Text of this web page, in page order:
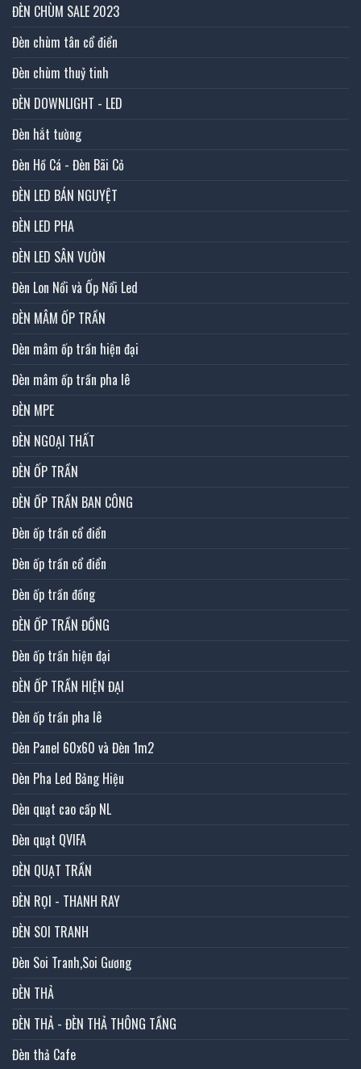
ĐÈN CHÙM SALE 2023
Đèn chùm tân cổ điển
Đèn chùm thuỷ tinh
ĐÈN DOWNLIGHT - LED
Đèn hắt tường
Đèn Hồ Cá - Đèn Bãi Cỏ
ĐÈN LED BÁN NGUYỆT
ĐÈN LED PHA
ĐÈN LED SÂN VƯỜN
Đèn Lon Nổi và Ốp Nổi Led
ĐÈN MÂM ỐP TRẦN
Đèn mâm ốp trần hiện đại
Đèn mâm ốp trần pha lê
ĐÈN MPE
ĐÈN NGOẠI THẤT
ĐÈN ỐP TRẦN
ĐÈN ỐP TRẦN BAN CÔNG
Đèn ốp trần cổ điển
Đèn ốp trần cổ điển
Đèn ốp trần đồng
ĐÈN ỐP TRẦN ĐỒNG
Đèn ốp trần hiện đại
ĐÈN ỐP TRẦN HIỆN ĐẠI
Đèn ốp trần pha lê
Đèn Panel 60x60 và Đèn 1m2
Đèn Pha Led Bảng Hiệu
Đèn quạt cao cấp NL
Đèn quạt QVIFA
ĐÈN QUẠT TRẦN
ĐÈN RỌI - THANH RAY
ĐÈN SOI TRANH
Đèn Soi Tranh,Soi Gương
ĐÈN THẢ
ĐÈN THẢ - ĐÈN THẢ THÔNG TẦNG
Đèn thả Cafe